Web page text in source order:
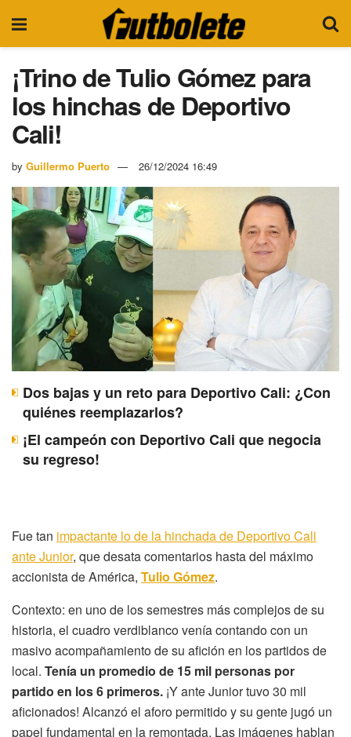
¡Trino de Tulio Gómez para
los hinchas de Deportivo
Cali!
by Guillermo Puerto 26/12/2024 16:49
Dos bajas y un reto para Deportivo Cali: ¿Con
quiénes reemplazarlos?
¡El campeón con Deportivo Cali que negocia
su regreso!
Fue tan impactante lo de la hinchada de Deportivo Cali
ante Junior, que desata comentarios hasta del máximo
accionista de América, Tulio Gómez.
Contexto: en uno de los semestres más complejos de su
historia, el cuadro verdiblanco venía contando con un
masivo acompañamiento de su afición en los partidos de
local. Tenía un promedio de 15 mil personas por
partido en los 6 primeros. ¡Y ante Junior tuvo 30 mil
aficionados! Alcanzó el aforo permitido y su gente jugó un
papel fundamental en la remontada. Las imágenes hablan